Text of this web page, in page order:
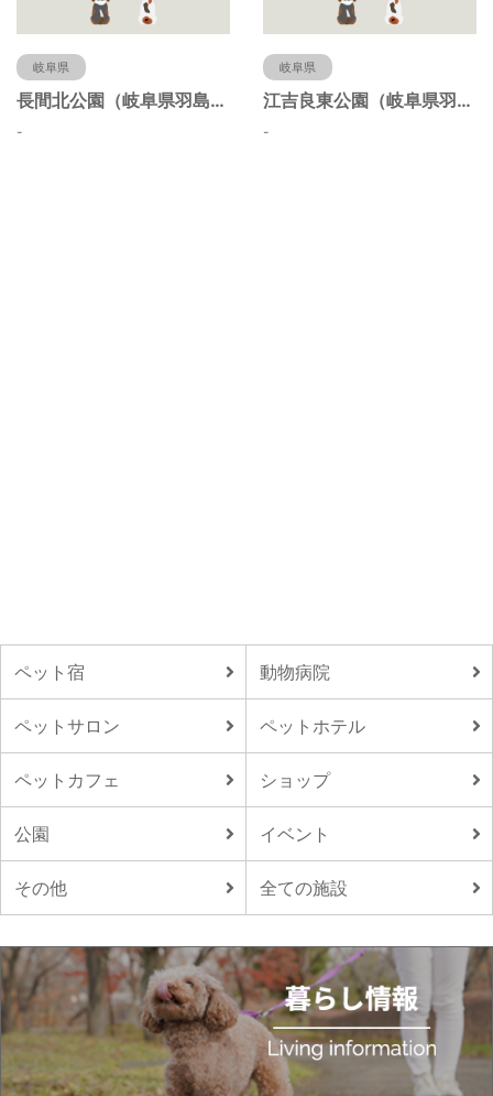
岐阜県
長間北公園（岐阜県羽島市）
-
岐阜県
江吉良東公園（岐阜県羽島市）
-
ペット宿 動物病院
ペットサロン ペットホテル
ペットカフェ ショップ
公園 イベント
その他 全ての施設